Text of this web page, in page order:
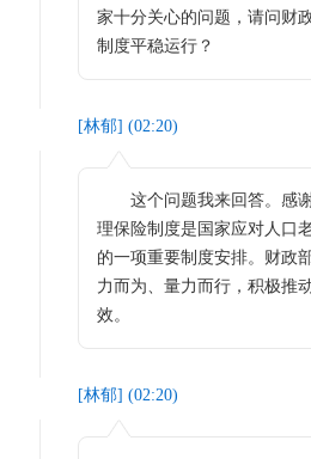
家十分关心的问题，请问财
制度平稳运行？
[林郁] (02:20)
这个问题我来回答。感谢
理保险制度是国家应对人口
的一项重要制度安排。财政
力而为、量力而行，积极推
效。
[林郁] (02:20)